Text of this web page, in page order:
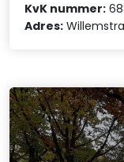
KvK nummer:
Adres: